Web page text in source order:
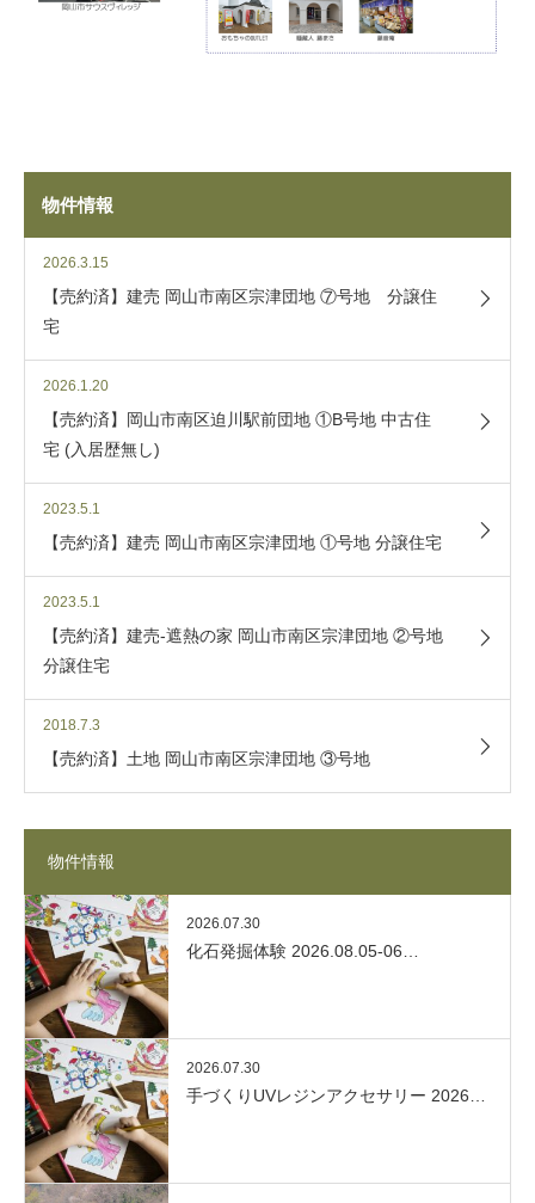
物件情報
2026.3.15
【売約済】建売 岡山市南区宗津団地 ⑦号地 分譲住
宅
2026.1.20
【売約済】岡山市南区迫川駅前団地 ①B号地 中古住
宅 (入居歴無し)
2023.5.1
【売約済】建売 岡山市南区宗津団地 ①号地 分譲住宅
2023.5.1
【売約済】建売-遮熱の家 岡山市南区宗津団地 ②号地
分譲住宅
2018.7.3
【売約済】土地 岡山市南区宗津団地 ③号地
物件情報
2026.07.30
化石発掘体験 2026.08.05-06…
2026.07.30
手づくりUVレジンアクセサリー 2026…